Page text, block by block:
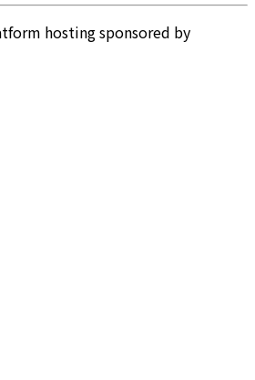
hosting sponsored by